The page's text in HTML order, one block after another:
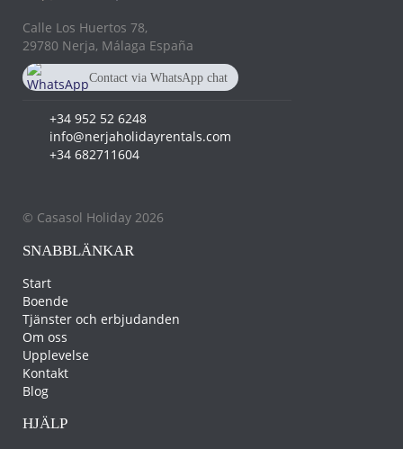
Calle Los Huertos 78,
29780 Nerja, Málaga España
Contact via WhatsApp chat
+34 952 52 6248
info@nerjaholidayrentals.com
+34 682711604
© Casasol Holiday 2026
SNABBLÄNKAR
Start
Boende
Tjänster och erbjudanden
Om oss
Upplevelse
Kontakt
Blog
HJÄLP